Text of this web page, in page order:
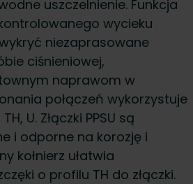
uszczelnienie. Funkcja
wycieku
niezaprasowane
ciśnieniowej,
naprawom w
połączeń wykorzystuje
U. Złączki PPSU są
i odporne na korozję i
kołnierz ułatwia
o profilu TH do złączki.